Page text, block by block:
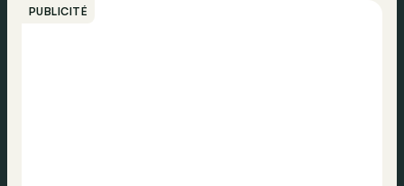
PUBLICITÉ